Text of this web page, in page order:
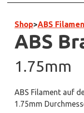
Shop>ABS
ABS
1.75mm
ABS Filament auf
1.75mm